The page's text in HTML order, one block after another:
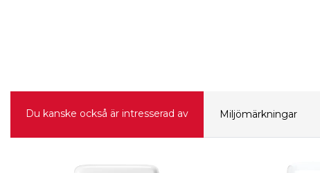
Du kanske också är intresserad av Miljömärkningar